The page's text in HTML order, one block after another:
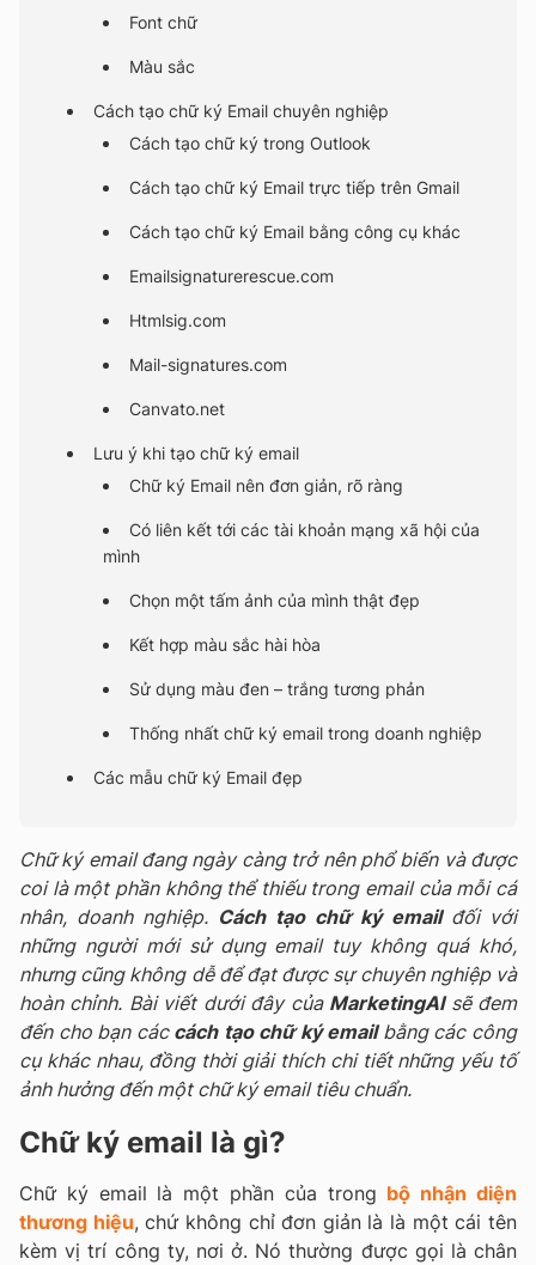
Font chữ
Màu sắc
Cách tạo chữ ký Email chuyên nghiệp
Cách tạo chữ ký trong Outlook
Cách tạo chữ ký Email trực tiếp trên Gmail
Cách tạo chữ ký Email bằng công cụ khác
Emailsignaturerescue.com
Htmlsig.com
Mail-signatures.com
Canvato.net
Lưu ý khi tạo chữ ký email
Chữ ký Email nên đơn giản, rõ ràng
Có liên kết tới các tài khoản mạng xã hội của
mình
Chọn một tấm ảnh của mình thật đẹp
Kết hợp màu sắc hài hòa
Sử dụng màu đen – trắng tương phản
Thống nhất chữ ký email trong doanh nghiệp
Các mẫu chữ ký Email đẹp
Chữ ký email đang ngày càng trở nên phổ biến và được
coi là một phần không thể thiếu trong email của mỗi cá
nhân, doanh nghiệp. Cách tạo chữ ký email đối với
những người mới sử dụng email tuy không quá khó,
nhưng cũng không dễ để đạt được sự chuyên nghiệp và
hoàn chỉnh. Bài viết dưới đây của MarketingAIsẽ đem
đến cho bạn các cách tạo chữ ký emailbằng các công
cụ khác nhau, đồng thời giải thích chi tiết những yếu tố
ảnh hưởng đến một chữ ký email tiêu chuẩn.
Chữ ký email là gì?
Chữ ký email là một phần của trong bộ nhận diện
thương hiệu, chứ không chỉ đơn giản là là một cái tên
kèm vị trí công ty, nơi ở. Nó thường được gọi là chân